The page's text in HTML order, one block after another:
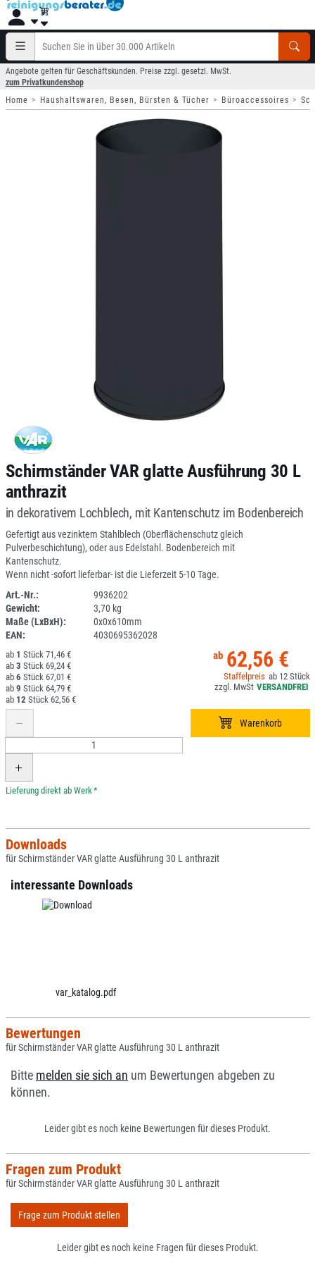
Angebote gelten für Geschäftskunden. Preise zzgl. gesetzl. MwSt.
zum Privatkundenshop
Home
Haushaltswaren, Besen, Bürsten & Tücher Büroaccessoires
Schirmständer VAR glatte Ausführung 30 L
anthrazit
in dekorativem Lochblech, mit Kantenschutz im Bodenbereich
Gefertigt aus vezinktem Stahlblech (Oberflächenschutz gleich
Pulverbeschichtung), oder aus Edelstahl. Bodenbereich mit
Kantenschutz.
Wenn nicht -sofort lieferbar- ist die Lieferzeit 5-10 Tage.
Art.-Nr.:
9936202
Gewicht:
3,70 kg
Maße (LxBxH):
0x0x610mm
EAN:
4030695362028
62,56 €
12
1
71,46 €
3
69,24 €
6
67,01 €
9
64,79 €
12
62,56 €
*
Downloads
für Schirmständer VAR glatte Ausführung 30 L anthrazit
interessante Downloads
var_katalog.pdf
Bewertungen
für Schirmständer VAR glatte Ausführung 30 L anthrazit
Bitte melden sie sich an um Bewertungen abgeben zu
können.
Leider gibt es noch keine Bewertungen für dieses Produkt.
Fragen zum Produkt
für Schirmständer VAR glatte Ausführung 30 L anthrazit
Frage zum Produkt stellen
Leider gibt es noch keine Fragen für dieses Produkt.